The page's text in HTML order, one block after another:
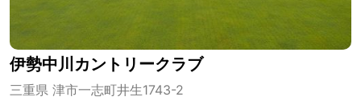
伊勢中川カントリークラブ
三重県 津市一志町井生1743-2